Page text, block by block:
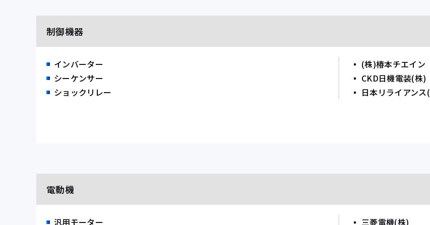
制御機器
インバーター
シーケンサー
ショックリレー
(株)椿本チエイン
CKD日機電装(株)
日本リライアンス
電動機
汎用モーター 三菱電機(株)